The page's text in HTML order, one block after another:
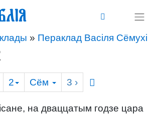
» Пераклад Васіля Сёмухі
2 Сём 3 ›
на дваццатым годзе цара